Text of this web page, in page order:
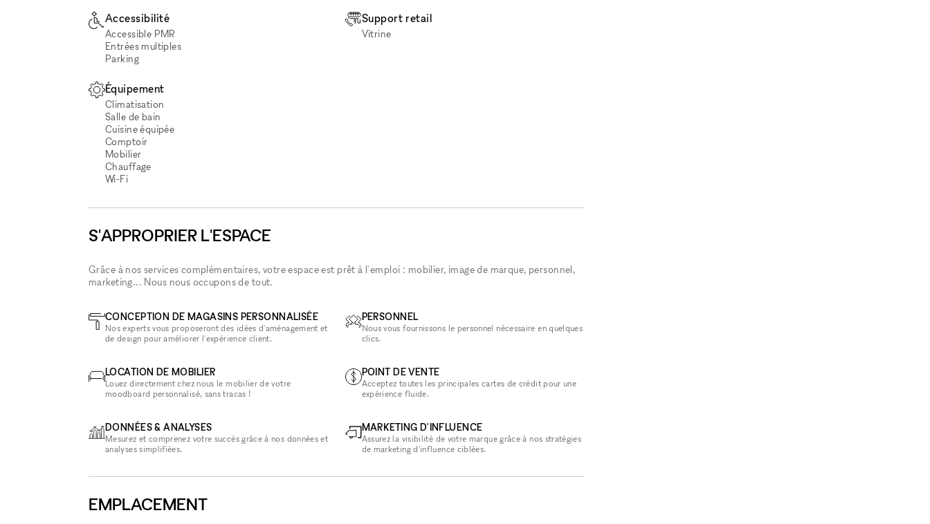
Accessibilité
Accessible PMR
Entrées multiples
Parking
Support retail
Vitrine
Équipement
Climatisation
Salle de bain
Cuisine équipée
Comptoir
Mobilier
Chauffage
Wi‑Fi
S'APPROPRIER L'ESPACE
Grâce à nos services complémentaires, votre espace est prêt à l'emploi : mobilier, image de marque, personnel,
marketing... Nous nous occupons de tout.
CONCEPTION DE MAGASINS PERSONNALISÉE
Nos experts vous proposeront des idées d'aménagement et
de design pour améliorer l'expérience client.
LOCATION DE MOBILIER
Louez directement chez nous le mobilier de votre
moodboard personnalisé, sans tracas !
DONNÉES & ANALYSES
Mesurez et comprenez votre succès grâce à nos données et
analyses simplifiées.
PERSONNEL
Nous vous fournissons le personnel nécessaire en quelques
clics.
POINT DE VENTE
Acceptez toutes les principales cartes de crédit pour une
expérience fluide.
MARKETING D'INFLUENCE
Assurez la visibilité de votre marque grâce à nos stratégies
de marketing d'influence ciblées.
EMPLACEMENT